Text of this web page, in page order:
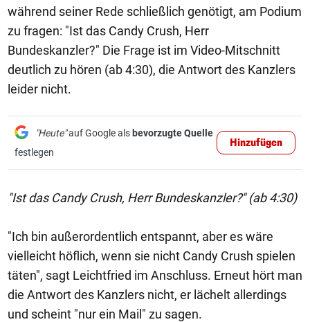
während seiner Rede schließlich genötigt, am Podium
zu fragen: "Ist das Candy Crush, Herr
Bundeskanzler?" Die Frage ist im Video-Mitschnitt
deutlich zu hören (ab 4:30), die Antwort des Kanzlers
leider nicht.
"Heute"auf Google als bevorzugte Quelle
festlegen
Hinzufügen
"Ist das Candy Crush, Herr Bundeskanzler?" (ab 4:30)
"Ich bin außerordentlich entspannt, aber es wäre
vielleicht höflich, wenn sie nicht Candy Crush spielen
täten", sagt Leichtfried im Anschluss. Erneut hört man
die Antwort des Kanzlers nicht, er lächelt allerdings
und scheint "nur ein Mail" zu sagen.